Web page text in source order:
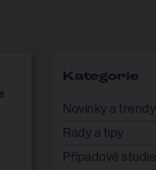
Kategorie
Novinky a trendy
Rady a tipy
Případové studie